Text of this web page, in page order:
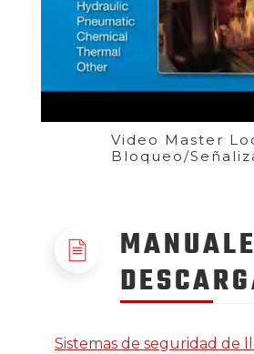
Video Master
Bloqueo/
Sistemas de seguridad de